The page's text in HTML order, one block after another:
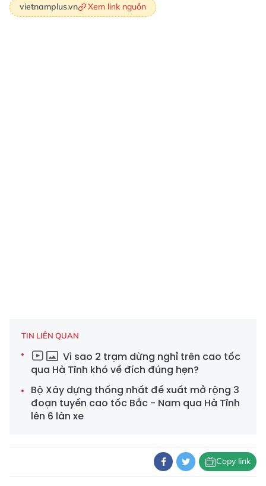
vietnamplus.vn Xem link nguồn
TIN LIÊN QUAN
Vì sao 2 trạm dừng nghỉ trên cao tốc
qua Hà Tĩnh khó về đích đúng hẹn?
Bộ Xây dựng thống nhất đề xuất mở rộng 3
đoạn tuyến cao tốc Bắc - Nam qua Hà Tĩnh
lên 6 làn xe
Copy link